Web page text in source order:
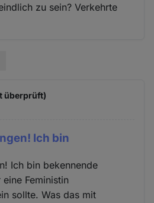
zu sein? Verkehrte
überprüft)
Ich bin
Ich bin bekennende
Feministin
sollte. Was das mit